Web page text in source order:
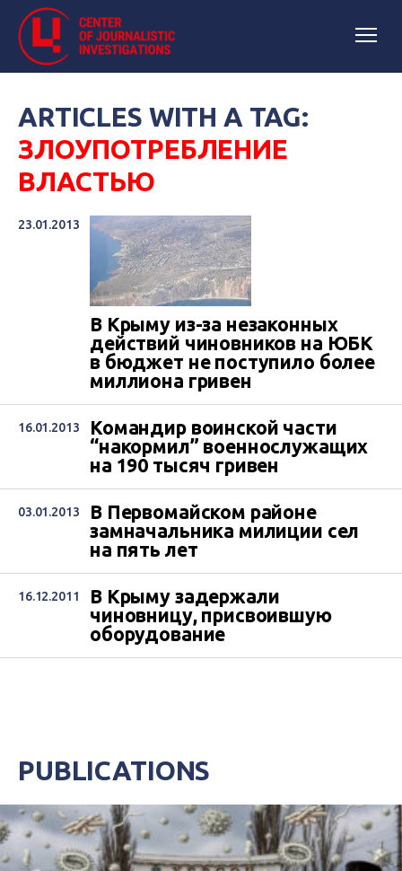
ARTICLES WITH A TAG:
ЗЛОУПОТРЕБЛЕНИЕ
ВЛАСТЬЮ
23.01.2013
В Крыму из-за незаконных
действий чиновников на ЮБК
в бюджет не поступило более
миллиона гривен
16.01.2013
Командир воинской части
“накормил” военнослужащих
на 190 тысяч гривен
03.01.2013
В Первомайском районе
замначальника милиции сел
на пять лет
16.12.2011
В Крыму задержали
чиновницу, присвоившую
оборудование
PUBLICATIONS